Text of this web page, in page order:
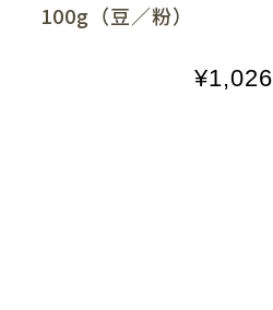
100g（豆／粉）
¥1,026